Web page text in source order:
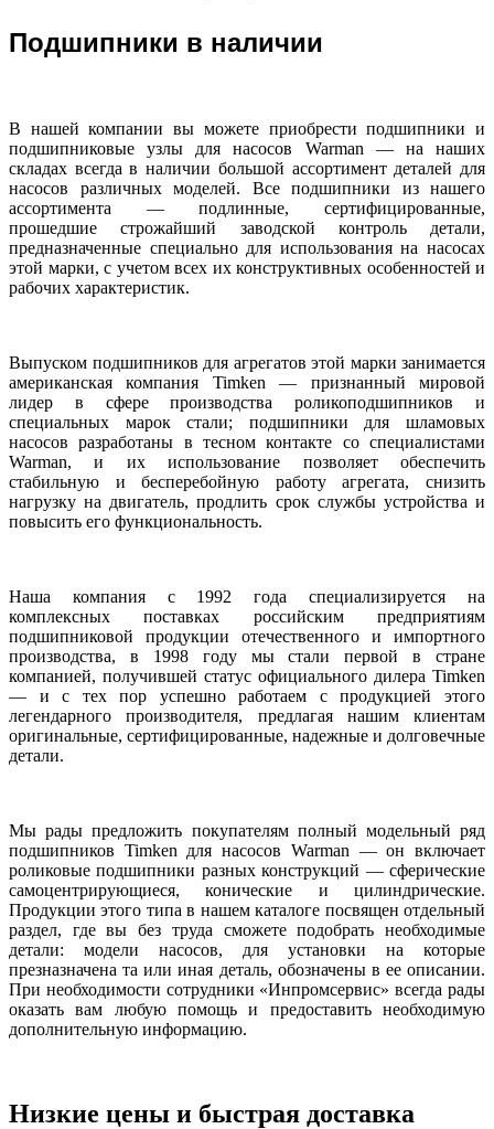
Подшипники в наличии
В нашей компании вы можете приобрести подшипники и
подшипниковые узлы для насосов Warman — на наших
складах всегда в наличии большой ассортимент деталей для
насосов различных моделей. Все подшипники из нашего
ассортимента — подлинные, сертифицированные,
прошедшие строжайший заводской контроль детали,
предназначенные специально для использования на насосах
этой марки, с учетом всех их конструктивных особенностей и
рабочих характеристик.
Выпуском подшипников для агрегатов этой марки занимается
американская компания Timken — признанный мировой
лидер в сфере производства роликоподшипников и
специальных марок стали; подшипники для шламовых
насосов разработаны в тесном контакте со специалистами
Warman, и их использование позволяет обеспечить
стабильную и бесперебойную работу агрегата, снизить
нагрузку на двигатель, продлить срок службы устройства и
повысить его функциональность.
Наша компания с 1992 года специализируется на
комплексных поставках российским предприятиям
подшипниковой продукции отечественного и импортного
производства, в 1998 году мы стали первой в стране
компанией, получившей статус официального дилера Timken
— и с тех пор успешно работаем с продукцией этого
легендарного производителя, предлагая нашим клиентам
оригинальные, сертифицированные, надежные и долговечные
детали.
Мы рады предложить покупателям полный модельный ряд
подшипников Timken для насосов Warman — он включает
роликовые подшипники разных конструкций — сферические
самоцентрирующиеся, конические и цилиндрические.
Продукции этого типа в нашем каталоге посвящен отдельный
раздел, где вы без труда сможете подобрать необходимые
детали: модели насосов, для установки на которые
презназначена та или иная деталь, обозначены в ее описании.
При необходимости сотрудники «Инпромсервис» всегда рады
оказать вам любую помощь и предоставить необходимую
дополнительную информацию.
Низкие цены и быстрая доставка